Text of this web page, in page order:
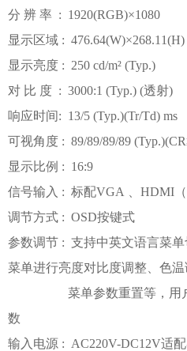
分 辨 率 : 1920(RGB)×1080
显示区域 : 476.64(W)×268.11(H)
显示亮度 : 250 cd/m² (Typ.)
对 比 度 : 3000:1 (Typ.) (透射)
响应时间: 13/5 (Typ.)(Tr/Td) ms
可视角度 : 89/89/89/89
显示比例 : 16:9
信号输入 : 标配VGA 、HDMI（
调节方式 : OSD按键式
参数调节 : 支持中英文语言菜
菜单进行亮度对比度调整、色温
菜单参数重置等，用户可
数
输入电源 : AC220V-DC12V适